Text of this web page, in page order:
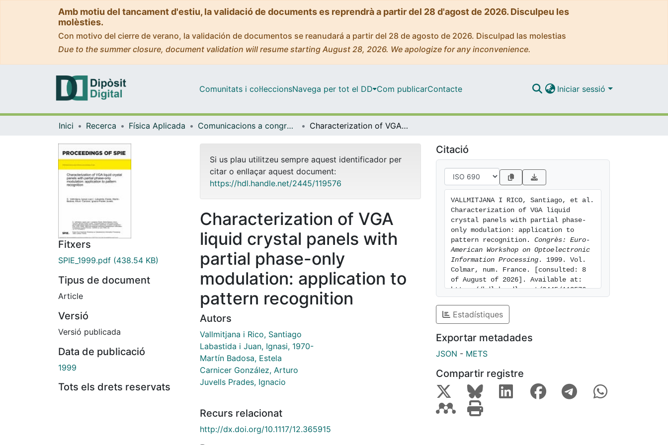
Amb motiu del tancament d'estiu, la validació de documents es reprendrà a partir del 28 d'agost de 2026. Disculpeu les
molèsties.
Con motivo del cierre de verano, la validación de documentos se reanudará a partir del 28 de agosto de 2026. Disculpad las molestias
Due to the summer closure, document validation will resume starting August 28, 2026. We apologize for any inconvenience.
Comunitats i col·leccionsNavega per tot el DD Com publicarContacte Iniciar sessió
Inici Recerca Física Aplicada Comunicacions a congressos (Física Aplicada) Characterization of VGA liquid crystal panels with partial phase-only modulation: application to pattern recognition
Fitxers
SPIE_1999.pdf (438.54 KB)
Tipus de document
Article
Versió
Versió publicada
Data de publicació
1999
Tots els drets reservats
Si us plau utilitzeu sempre aquest identificador per
citar o enllaçar aquest document:
https://hdl.handle.net/2445/119576
Characterization of VGA
liquid crystal panels with
partial phase-only
modulation: application to
pattern recognition
Autors
Vallmitjana i Rico, Santiago
Labastida i Juan, Ignasi, 1970-
Martín Badosa, Estela
Carnicer González, Arturo
Juvells Prades, Ignacio
Recurs relacionat
http://dx.doi.org/10.1117/12.365915
Citació
VALLMITJANA I RICO, Santiago, et al.
Characterization of VGA liquid
crystal panels with partial phase-
only modulation: application to
pattern recognition. Congrès: Euro-
American Workshop on Optoelectronic
Information Processing . 1999. Vol.
Colmar, num. France. [consulted: 8
of August of 2026]. Available at:
https://hdl.handle.net/2445/119576
Estadístiques
Exportar metadades
JSON - METS
Compartir registre